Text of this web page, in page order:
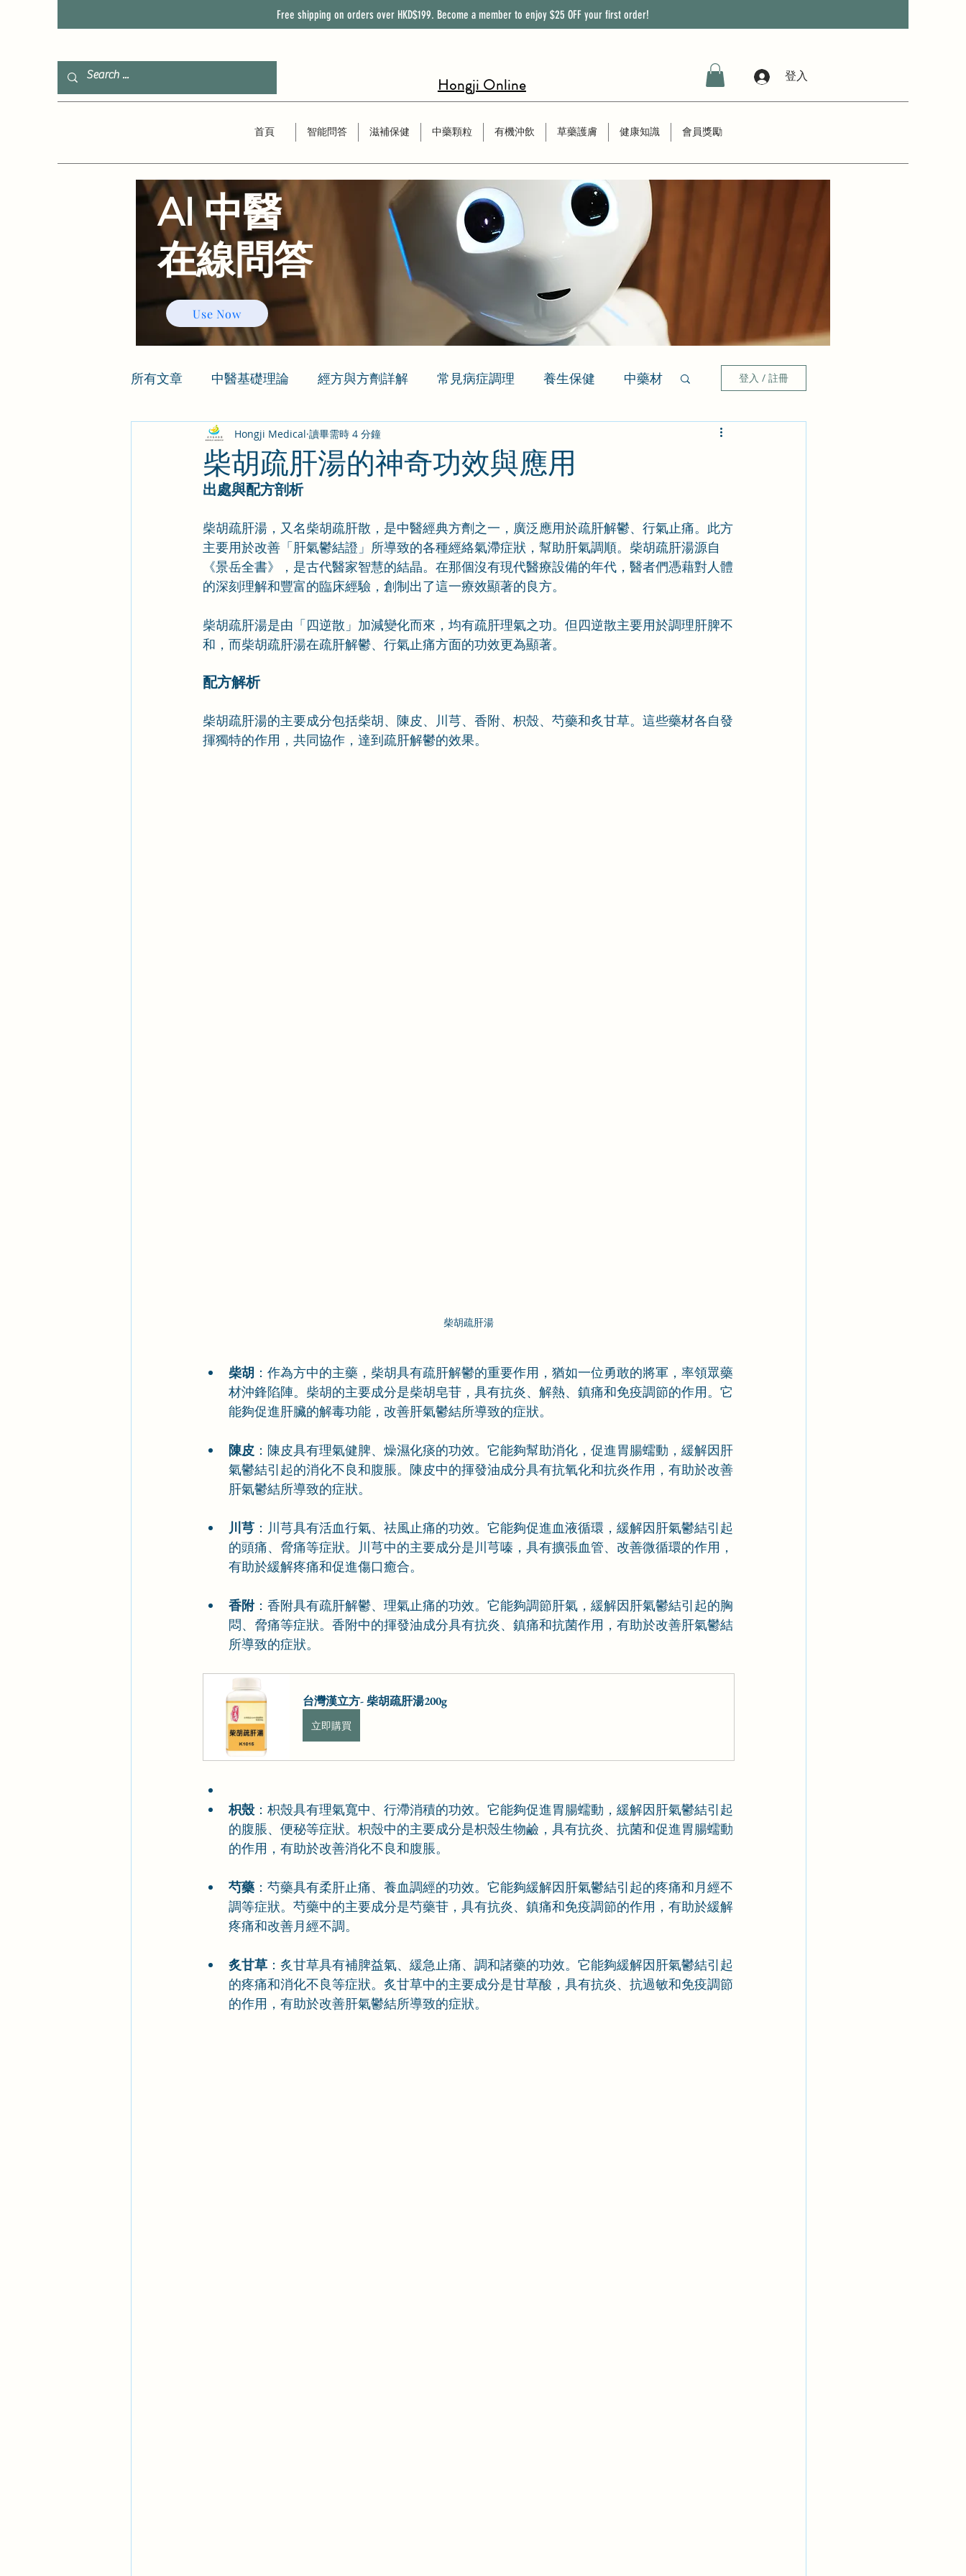
Free shipping on orders over HKD$199. Become a member to enjoy $25 OFF your first order!
Hongji Online 登入
首頁 智能問答 滋補保健 中藥顆粒 有機沖飲 草藥護膚 健康知識 會員獎勵
所有文章 中醫基礎理論 經方與方劑詳解 常見病症調理 養生保健 中藥材 登入 / 註冊
柴胡疏肝湯的神奇功效與應用
Hongji Medical 讀畢需時 4 分鐘
出處與配方剖析
柴胡疏肝湯，又名柴胡疏肝散，是中醫經典方劑之一，廣泛應用於疏肝解鬱、行氣止痛。此方
主要用於改善「肝氣鬱結證」所導致的各種經絡氣滯症狀，幫助肝氣調順。柴胡疏肝湯源自
《景岳全書》，是古代醫家智慧的結晶。在那個沒有現代醫療設備的年代，醫者們憑藉對人體
的深刻理解和豐富的臨床經驗，創制出了這一療效顯著的良方。
柴胡疏肝湯是由「四逆散」加減變化而來，均有疏肝理氣之功。但四逆散主要用於調理肝脾不
和，而柴胡疏肝湯在疏肝解鬱、行氣止痛方面的功效更為顯著。
配方解析
柴胡疏肝湯的主要成分包括柴胡、陳皮、川芎、香附、枳殼、芍藥和炙甘草。這些藥材各自發
揮獨特的作用，共同協作，達到疏肝解鬱的效果。
柴胡疏肝湯
柴胡 ：作為方中的主藥，柴胡具有疏肝解鬱的重要作用，猶如一位勇敢的將軍，率領眾藥
材沖鋒陷陣。柴胡的主要成分是柴胡皂苷，具有抗炎、解熱、鎮痛和免疫調節的作用。它
能夠促進肝臟的解毒功能，改善肝氣鬱結所導致的症狀。
陳皮 ：陳皮具有理氣健脾、燥濕化痰的功效。它能夠幫助消化，促進胃腸蠕動，緩解因肝
氣鬱結引起的消化不良和腹脹。陳皮中的揮發油成分具有抗氧化和抗炎作用，有助於改善
肝氣鬱結所導致的症狀。
川芎 ：川芎具有活血行氣、祛風止痛的功效。它能夠促進血液循環，緩解因肝氣鬱結引起
的頭痛、脅痛等症狀。川芎中的主要成分是川芎嗪，具有擴張血管、改善微循環的作用，
有助於緩解疼痛和促進傷口癒合。
香附：香附具有疏肝解鬱、理氣止痛的功效。它能夠調節肝氣，緩解因肝氣鬱結引起的胸
悶、脅痛等症狀。香附中的揮發油成分具有抗炎、鎮痛和抗菌作用，有助於改善肝氣鬱結
所導致的症狀。
台灣漢立方- 柴胡疏肝湯200g
立即購買
枳殼：枳殼具有理氣寬中、行滯消積的功效。它能夠促進胃腸蠕動，緩解因肝氣鬱結引起
的腹脹、便秘等症狀。枳殼中的主要成分是枳殼生物鹼，具有抗炎、抗菌和促進胃腸蠕動
的作用，有助於改善消化不良和腹脹。
芍藥 ：芍藥具有柔肝止痛、養血調經的功效。它能夠緩解因肝氣鬱結引起的疼痛和月經不
調等症狀。芍藥中的主要成分是芍藥苷，具有抗炎、鎮痛和免疫調節的作用，有助於緩解
疼痛和改善月經不調。
炙甘草 ：炙甘草具有補脾益氣、緩急止痛、調和諸藥的功效。它能夠緩解因肝氣鬱結引起
的疼痛和消化不良等症狀。炙甘草中的主要成分是甘草酸，具有抗炎、抗過敏和免疫調節
的作用，有助於改善肝氣鬱結所導致的症狀。
Use Now
AI 中醫
​在線問答